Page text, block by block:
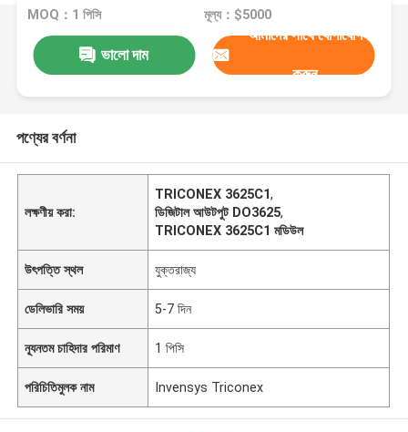
MOQ：1 পিসি মূল্য：$5000
ভালো দাম
আমাদের সাথে যোগাযোগ
করুন
পণ্যের বর্ণনা
লক্ষণীয় করা:
TRICONEX 3625C1,
ডিজিটাল আউটপুট DO3625,
TRICONEX 3625C1 মডিউল
উৎপত্তি স্থল যুক্তরাজ্য
ডেলিভারি সময় 5-7 দিন
ন্যূনতম চাহিদার পরিমাণ 1 পিসি
পরিচিতিমুলক নাম Invensys Triconex